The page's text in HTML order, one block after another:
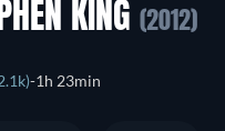
KING (2012)
1h 23min